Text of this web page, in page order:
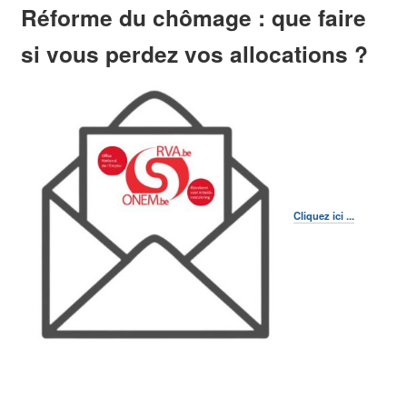
Facebook
Réforme du chômage : que faire
si vous perdez vos allocations ?
Cliquez ici ...